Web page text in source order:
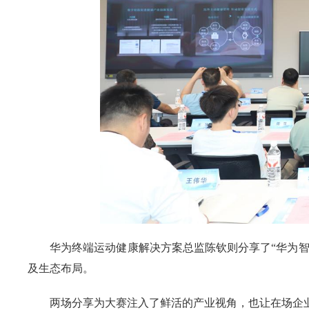
华为终端运动健康解决方案总监陈钦则分享了“华为
及生态布局。
两场分享为大赛注入了鲜活的产业视角，也让在场